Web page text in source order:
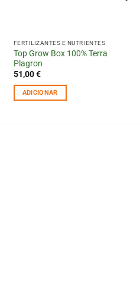
FERTILIZANTES E NUTRIENTES
Top Grow Box 100% Terra
Plagron
51,00€
ADICIONAR